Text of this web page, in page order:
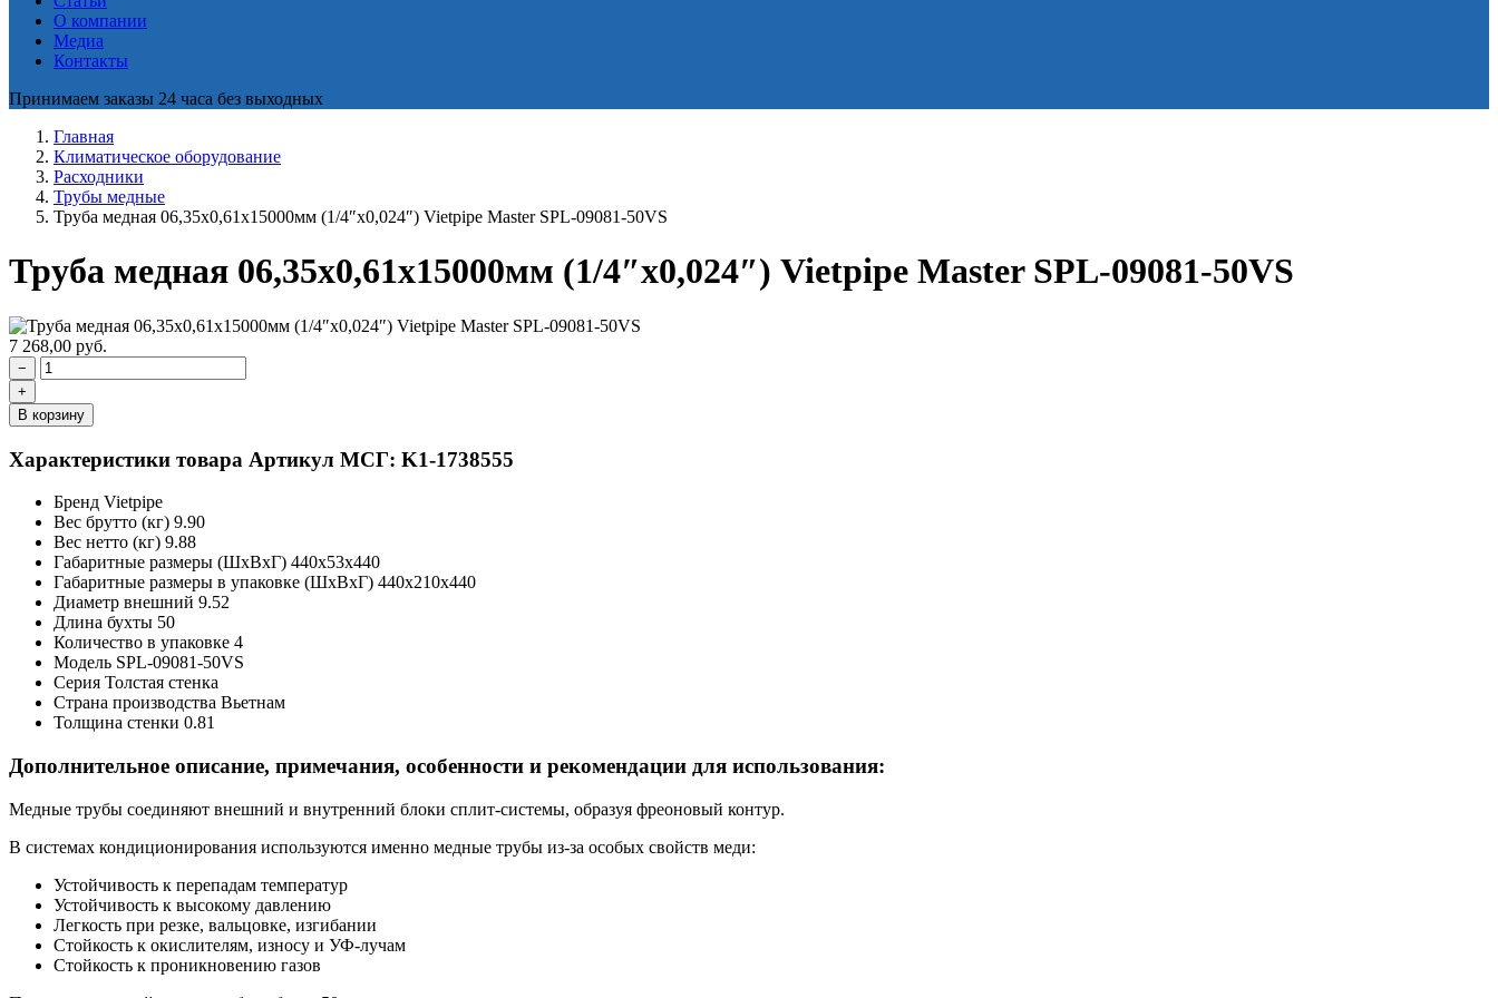
О компании
Медиа
Контакты
Принимаем заказы 24 часа без выходных
Главная
Климатическое оборудование
Расходники
Трубы медные
Труба медная 06,35x0,61x15000мм (1/4″х0,024″) Vietpipe Master SPL-09081-50VS
Труба медная 06,35x0,61x15000мм (1/4″х0,024″) Vietpipe Master SPL-09081-50VS
7 268,00 руб.
−
+
В корзину
Характеристики товара Артикул МСГ: K1-1738555
Бренд Vietpipe
Вес брутто (кг) 9.90
Вес нетто (кг) 9.88
Габаритные размеры (ШxВxГ) 440x53x440
Габаритные размеры в упаковке (ШxВxГ) 440x210x440
Диаметр внешний 9.52
Длина бухты 50
Количество в упаковке 4
Модель SPL-09081-50VS
Серия Толстая стенка
Страна производства Вьетнам
Толщина стенки 0.81
Дополнительное описание, примечания, особенности и рекомендации для использования:
Медные трубы соединяют внешний и внутренний блоки сплит-системы, образуя фреоновый контур.
В системах кондиционирования используются именно медные трубы из-за особых свойств меди:
Устойчивость к перепадам температур
Устойчивость к высокому давлению
Легкость при резке, вальцовке, изгибании
Стойкость к окислителям, износу и УФ-лучам
Стойкость к проникновению газов